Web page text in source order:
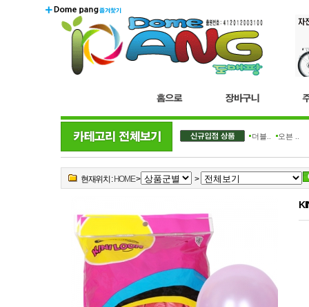
더블.. 오븐 ..
현재위치 : HOME> >